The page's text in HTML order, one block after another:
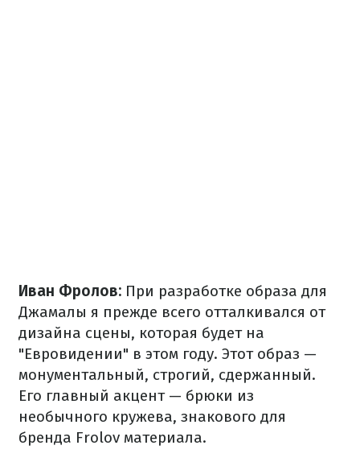
Иван Фролов: При разработке образа для
Джамалы я прежде всего отталкивался от
дизайна сцены, которая будет на
"Евровидении" в этом году. Этот образ —
монументальный, строгий, сдержанный.
Его главный акцент — брюки из
необычного кружева, знакового для
бренда Frolov материала.